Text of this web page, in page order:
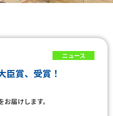
ニュース
臣賞、受賞！
届けします。